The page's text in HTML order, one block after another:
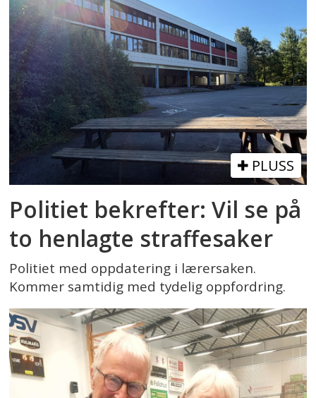
PLUSS
Politiet bekrefter: Vil se på
to henlagte straffesaker
Politiet med oppdatering i lærersaken.
Kommer samtidig med tydelig oppfordring.